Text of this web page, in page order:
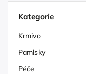
Kategorie
Krmivo
Pamlsky
Péče